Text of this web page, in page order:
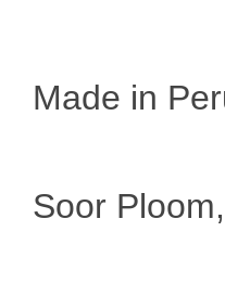
Made in
Soor